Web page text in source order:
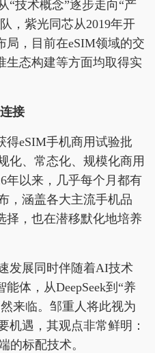
“技术概念”逐步走向“产
，紫光同芯从2019年开
局，目前在eSIM领域的交
生态构建等方面均取得实
接
得eSIM手机商用试验批
化、常态化、规模化商用
年以来，几乎每个月都有
，涵盖各大主流手机品
择，也在潜移默化地培养
发展同时伴随着AI技术
体，从DeepSeek到“养
来临。邹重人将此视为
机遇，其观点非常鲜明：
的标配技术。